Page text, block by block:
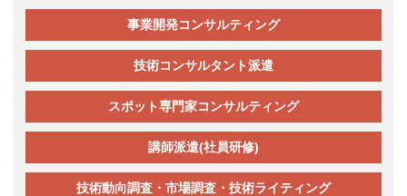
事業開発コンサルティング
技術コンサルタント派遣
スポット専門家コンサルティング
講師派遣(社員研修)
技術動向調査・市場調査・技術ライティング